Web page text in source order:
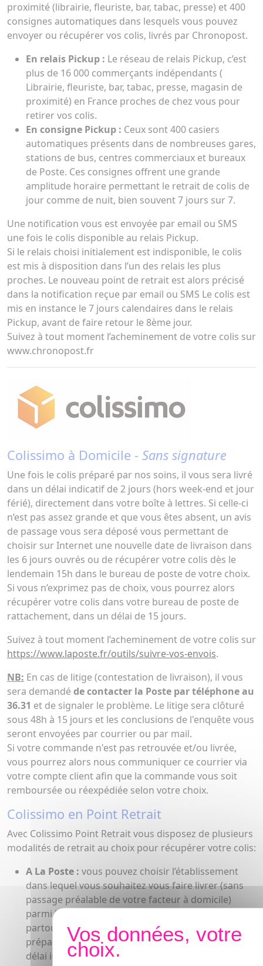
proximité (librairie, fleuriste, bar, tabac, presse) et 400
consignes automatiques dans lesquels vous pouvez
envoyer ou récupérer vos colis, livrés par Chronopost.
En relais Pickup : Le réseau de relais Pickup, c’est
plus de 16 000 commerçants indépendants (
Librairie, fleuriste, bar, tabac, presse, magasin de
proximité) en France proches de chez vous pour
retirer vos colis.
En consigne Pickup : Ceux sont 400 casiers
automatiques présents dans de nombreuses gares,
stations de bus, centres commerciaux et bureaux
de Poste. Ces consignes offrent une grande
amplitude horaire permettant le retrait de colis de
jour comme de nuit, bien souvent 7 jours sur 7.
Une notification vous est envoyée par email ou SMS
une fois le colis disponible au relais Pickup.
Si le relais choisi initialement est indisponible, le colis
est mis à disposition dans l’un des relais les plus
proches. Le nouveau point de retrait est alors précisé
dans la notification reçue par email ou SMS Le colis est
mis en instance le 7 jours calendaires dans le relais
Pickup, avant de faire retour le 8ème jour.
Suivez à tout moment l’acheminement de votre colis sur
www.chronopost.fr
Colissimo à Domicile - Sans signature
Une fois le colis préparé par nos soins, il vous sera livré
dans un délai indicatif de 2 jours (hors week-end et jour
férié), directement dans votre boîte à lettres. Si celle-ci
n’est pas assez grande et que vous êtes absent, un avis
de passage vous sera déposé vous permettant de
choisir sur Internet une nouvelle date de livraison dans
les 6 jours ouvrés ou de récupérer votre colis dès le
lendemain 15h dans le bureau de poste de votre choix.
Si vous n’exprimez pas de choix, vous pourrez alors
récupérer votre colis dans votre bureau de poste de
rattachement, dans un délai de 15 jours.
Suivez à tout moment l’acheminement de votre colis sur
https://www.laposte.fr/outils/suivre-vos-envois.
NB: En cas de litige (contestation de livraison), il vous
sera demandé de contacter la Poste par téléphone au
36.31 et de signaler le problème. Le litige sera clôturé
sous 48h à 15 jours et les conclusions de l'enquête vous
seront envoyées par courrier ou par mail.
Si votre commande n'est pas retrouvée et/ou livrée,
vous pourrez alors nous communiquer ce courrier via
votre compte client afin que la commande vous soit
remboursée ou réexpédiée selon votre choix.
Colissimo en Point Retrait
Avec Colissimo Point Retrait vous disposez de plusieurs
modalités de retrait au choix pour récupérer votre colis:
A La Poste : vous pouvez choisir l’établissement
dans lequel vous souhaitez vous faire livrer (sans
passage préalable de votre facteur à domicile)
parmi les 9 500 bureaux de poste disponibles
partout en France métropolitaine. Une fois le colis
préparé par nos soins, il vous sera livré dans un
délai indicatif de 48h et vous serez informé de la